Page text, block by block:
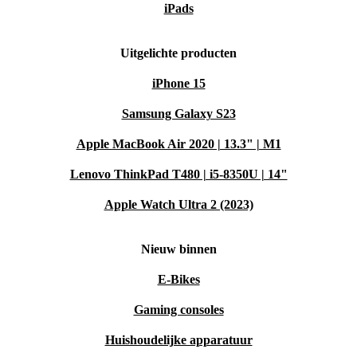
iPads
Uitgelichte producten
iPhone 15
Samsung Galaxy S23
Apple MacBook Air 2020 | 13.3" | M1
Lenovo ThinkPad T480 | i5-8350U | 14"
Apple Watch Ultra 2 (2023)
Nieuw binnen
E-Bikes
Gaming consoles
Huishoudelijke apparatuur